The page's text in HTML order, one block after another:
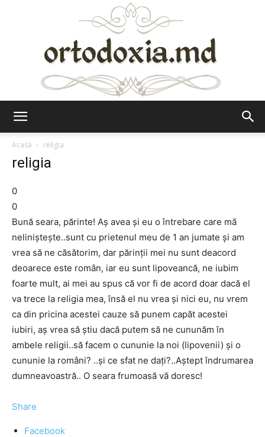
Acasă
religia
religia
0
0
Bună seara, părinte! Aş avea şi eu o întrebare care mă
nelinişteşte..sunt cu prietenul meu de 1 an jumate şi am
vrea să ne căsătorim, dar părinţii mei nu sunt deacord
deoarece este român, iar eu sunt lipoveancă, ne iubim
foarte mult, ai mei au spus că vor fi de acord doar dacă el
va trece la religia mea, însă el nu vrea şi nici eu, nu vrem
ca din pricina acestei cauze să punem capăt acestei
iubiri, aş vrea să ştiu dacă putem să ne cununăm în
ambele religii..să facem o cununie la noi (lipovenii) şi o
cununie la români? ..şi ce sfat ne daţi?..Aştept îndrumarea
dumneavoastră.. O seara frumoasă vă doresc!
Share
Facebook